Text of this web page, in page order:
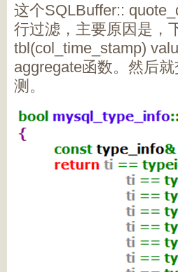
这个SQLBuffer::
行过滤，主要原因是，
tbl(col_time_stamp)
aggregate函数。然后
测。